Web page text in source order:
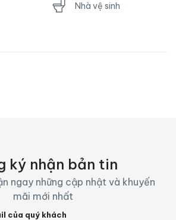
Nhà vệ sinh
ký nhận bản tin
ngay những cập nhật và khuyến
mãi mới nhất
của quý khách